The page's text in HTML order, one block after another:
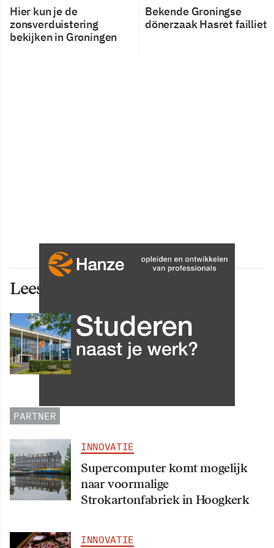
Hier kun je de
zonsverduistering
bekijken in Groningen
Bekende Groningse
dönerzaak Hasret failliet
Lees ook deze artikelen
INNOVATIE
Grip op data en informatie:
Leergang Data en
PARTNER
INNOVATIE
Supercomputer komt mogelijk
naar voormalige
Strokartonfabriek in Hoogkerk
INNOVATIE